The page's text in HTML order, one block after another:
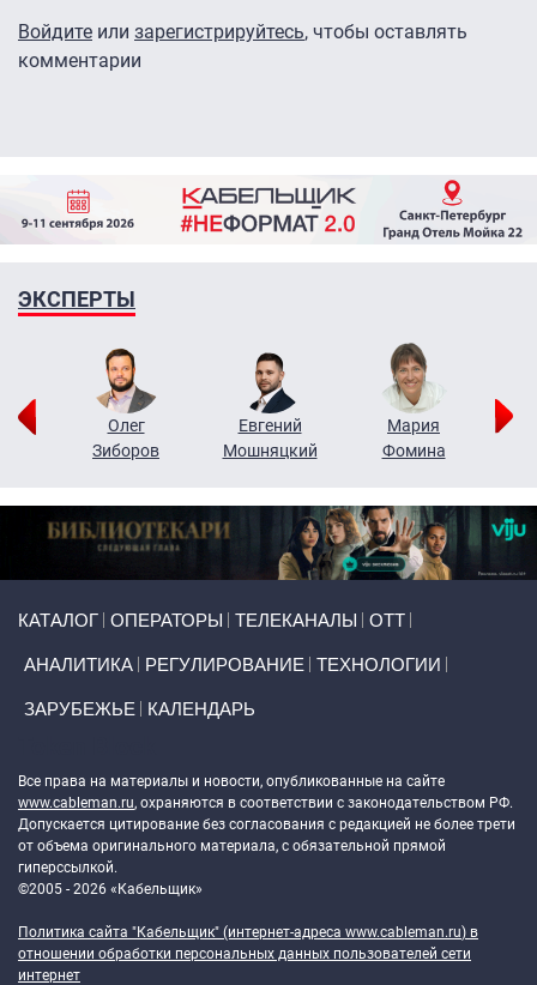
Войдите или зарегистрируйтесь, чтобы оставлять
комментарии
ЭКСПЕРТЫ
Олег
Зиборов
Евгений
Мошняцкий
Мария
Фомина
КАТАЛОГ ОПЕРАТОРЫ ТЕЛЕКАНАЛЫ ОТТ
АНАЛИТИКА РЕГУЛИРОВАНИЕ ТЕХНОЛОГИИ
ЗАРУБЕЖЬЕ КАЛЕНДАРЬ
Все права на материалы и новости, опубликованные на сайте
www.cableman.ru, охраняются в соответствии с законодательством РФ.
Допускается цитирование без согласования с редакцией не более трети
от объема оригинального материала, с обязательной прямой
гиперссылкой.
©2005 - 2026 «Кабельщик»
Политика сайта "Кабельщик" (интернет-адреса www.cableman.ru) в
отношении обработки персональных данных пользователей сети
интернет